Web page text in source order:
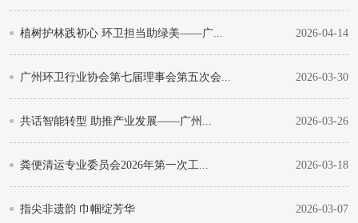
植树护林践初心 环卫担当助绿美——广... 2026-04-14
广州环卫行业协会第七届理事会第五次会... 2026-03-30
共话智能转型 助推产业发展——广州... 2026-03-26
粪便清运专业委员会2026年第一次工... 2026-03-18
指尖非遗韵 巾帼绽芳华 2026-03-07